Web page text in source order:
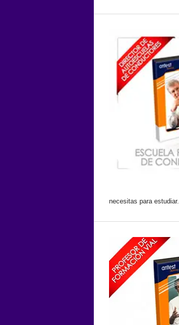
necesitas para estudiar.